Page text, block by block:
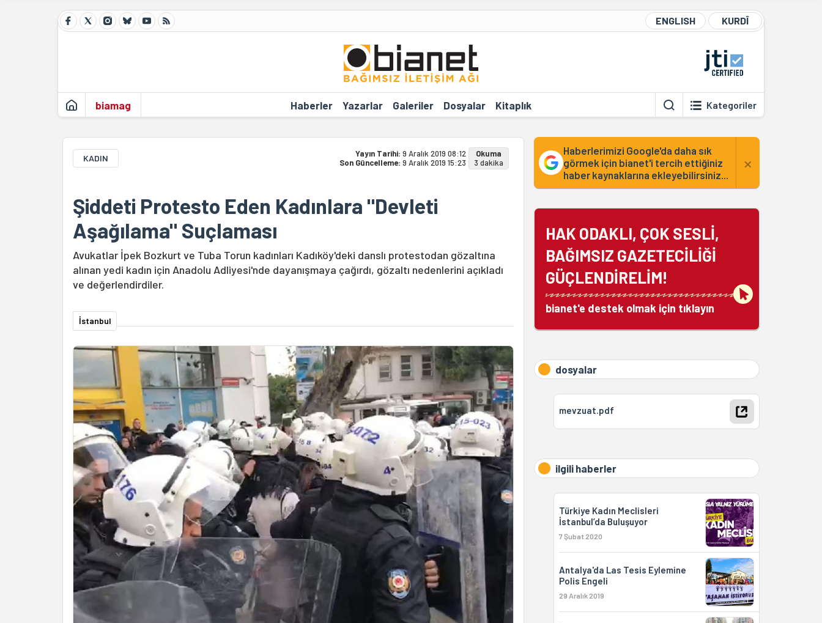
ENGLISH KURDÎ
biamag Haberler Yazarlar Galeriler Dosyalar Kitaplık Kategoriler
KADIN Yayın Tarihi: 9 Aralık 2019 08:12
Son Güncelleme: 9 Aralık 2019 15:23
Okuma
3 dakika
Şiddeti Protesto Eden Kadınlara "Devleti
Aşağılama" Suçlaması
Avukatlar İpek Bozkurt ve Tuba Torun kadınları Kadıköy'deki danslı protestodan gözaltına
alınan yedi kadın için Anadolu Adliyesi'nde dayanışmaya çağırdı, gözaltı nedenlerini açıkladı
ve değerlendirdiler.
İstanbul
Haberlerimizi Google'da daha sık
görmek için bianet'i tercih ettiğiniz
haber kaynaklarına ekleyebilirsiniz...
×
HAK ODAKLI, ÇOK SESLİ,
BAĞIMSIZ GAZETECİLİĞİ
GÜÇLENDİRELİM!
bianet'e destek olmak için tıklayın
dosyalar
mevzuat.pdf
ilgili haberler
Türkiye Kadın Meclisleri
İstanbul’da Buluşuyor
7 Şubat 2020
Antalya'da Las Tesis Eylemine
Polis Engeli
29 Aralık 2019